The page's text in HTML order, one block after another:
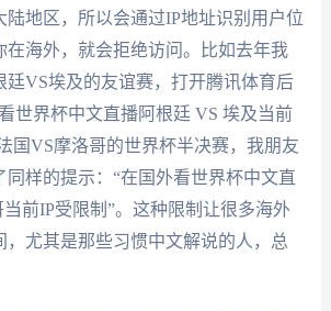
陆地区，所以会通过IP地址识别用户位
在海外，就会拒绝访问。比如去年我
廷VS埃及的友谊赛，打开腾讯体育后
世界杯中文直播阿根廷 VS 埃及当前
国VS摩洛哥的世界杯半决赛，我朋友
同样的提示：“在国外看世界杯中文直
前IP受限制”。这种限制让很多海外
，尤其是那些习惯中文解说的人，总